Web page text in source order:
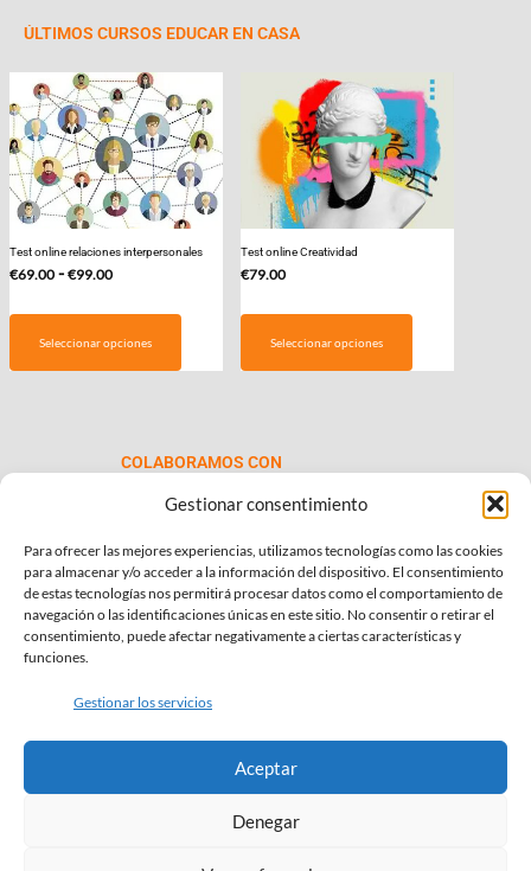
Gestionar consentimiento
Para ofrecer las mejores experiencias, utilizamos tecnologías como las cookies
para almacenar y/o acceder a la información del dispositivo. El consentimiento
de estas tecnologías nos permitirá procesar datos como el comportamiento de
navegación o las identificaciones únicas en este sitio. No consentir o retirar el
consentimiento, puede afectar negativamente a ciertas características y
funciones.
Gestionar los servicios
Aceptar
Denegar
ÚLTIMOS CURSOS EDUCAR EN CASA
Test online relaciones interpersonales
€69.00 - €99.00Rango
desde
Seleccionar opciones
opciones
se
elegir
en
la
página
producto
Test online Creatividad
€79.00
Seleccionar opciones
COLABORAMOS CON
INFORMACIÓN DE INTERÉS
Política de Privacidad
Política de Cookies